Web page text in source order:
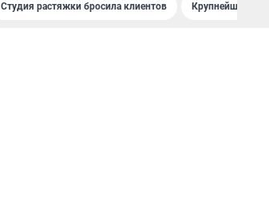
Студия растяжки бросила клиентов Крупнейшие